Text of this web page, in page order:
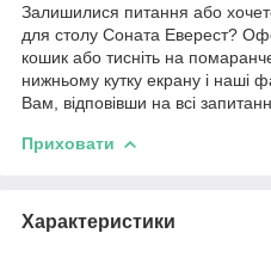
Залишилися питання або
для столу Соната Еверест?
кошик або тисніть на
нижньому кутку екрану і наші
Вам, відповівши на всі
Приховати
Характеристики